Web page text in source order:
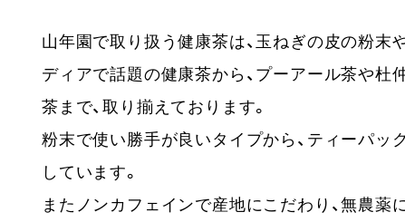
山年園で取り扱う健康茶は、玉ねぎの皮の粉末
ディアで話題の健康茶から、プーアール茶や杜
茶まで、取り揃えております。
粉末で使い勝手が良いタイプから、ティーパ
しています。
またノンカフェインで産地にこだわり、無農薬